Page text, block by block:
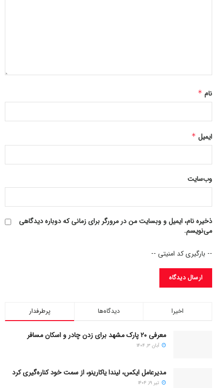
نام*
ایمیل*
وب‌سایت
ذخیره نام، ایمیل و وبسایت من در مرورگر برای زمانی که دوباره دیدگاهی
می‌نویسم.
-- بارگیری کد امنیتی --
پرطرفدار دیدگاه‌ها اخیرا
معرفی ۲۰ پارک مشهد برای زدن چادر و اسکان مسافر
آبان ۳, ۱۴۰۴
مدیرعامل ایکس، لیندا یاکارینو، از سمت خود کناره‌گیری کرد
تیر ۱۹, ۱۴۰۴